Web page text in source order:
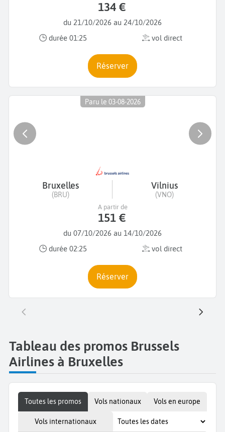
du 21/10/2026 au 24/10/2026
durée 01:25
vol direct
134 €
Réserver
Paru le 03-08-2026
Bruxelles
(BRU)
Vilnius
(VNO)
du 07/10/2026 au 14/10/2026
durée 02:25
vol direct
A partir de
151 €
Réserver
Tableau des promos Brussels
Airlines à Bruxelles
Toutes les promos Vols nationaux Vols en europe
Vols internationaux